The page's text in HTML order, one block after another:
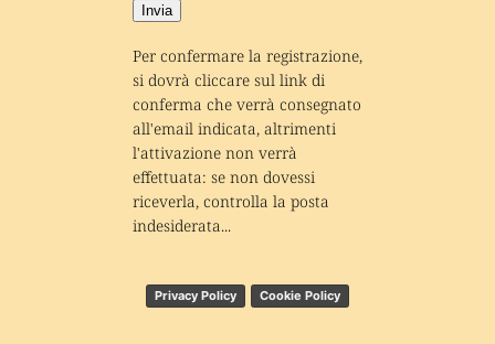
Invia
Per confermare la registrazione,
si dovrà cliccare sul link di
conferma che verrà consegnato
all'email indicata, altrimenti
l'attivazione non verrà
effettuata: se non dovessi
riceverla, controlla la posta
indesiderata...
Privacy Policy Cookie Policy